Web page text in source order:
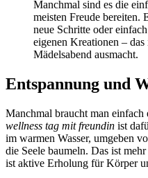
Manchmal sind es die
meisten Freude bereiten.
neue Schritte oder
eigenen Kreationen – das
Mädelsabend ausmacht.
Entspannung und
Manchmal braucht man
wellness tag mit freundin ist
im warmen Wasser, umgeben
die Seele baumeln. Das ist
ist aktive Erholung für Körper